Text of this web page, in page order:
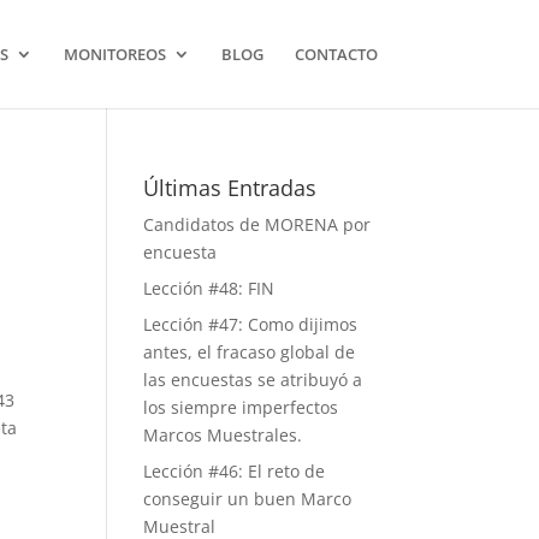
MONITOREOS BLOG CONTACTO
Últimas Entradas
Candidatos de MORENA por
encuesta
Lección #48: FIN
Lección #47: Como dijimos
antes, el fracaso global de
las encuestas se atribuyó a
los siempre imperfectos
Marcos Muestrales.
Lección #46: El reto de
conseguir un buen Marco
Muestral